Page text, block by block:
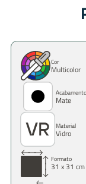
Cor
Multicolor
Acabamento
Mate
Material
Vidro
Formato
31 x 31 cm